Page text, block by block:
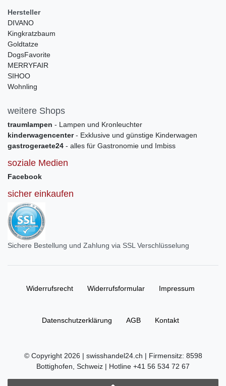
Hersteller
DIVANO
Kingkratzbaum
Goldtatze
DogsFavorite
MERRYFAIR
SIHOO
Wohnling
weitere Shops
traumlampen - Lampen und Kronleuchter
kinderwagencenter- Exklusive und günstige Kinderwagen
gastrogeraete24 - alles für Gastronomie und Imbiss
soziale Medien
Facebook
sicher einkaufen
Sichere Bestellung und Zahlung via SSL Verschlüsselung
Widerrufs­recht Widerrufs­formular Impressum
Daten­schutz­erklärung AGB Kontakt
© Copyright 2026 | swisshandel24.ch | Firmensitz: 8598
Bottighofen, Schweiz | Hotline +41 56 534 72 67